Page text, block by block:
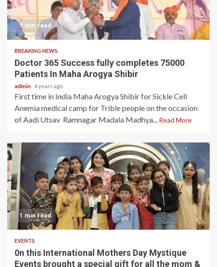
1 min read
BREAKING NEWS
Doctor 365 Success fully completes 75000
Patients In Maha Arogya Shibir
admin 4 years ago
First time in India Maha Arogya Shibir for Sickle Cell
Anemia medical camp for Trible people on the occasion
of Aadi Utsav Ramnagar Madala Madhya... Read More
1 min read
EVENTS
0n this International Mothers Day Mystique
Events brought a special gift for all the mom &